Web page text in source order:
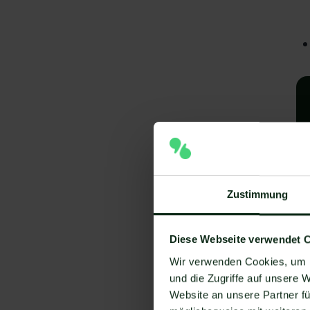
Zustimmung
Diese Webseite verwendet
Wir verwenden Cookies,
und die Zugriffe auf unsere
Website an unsere Partner